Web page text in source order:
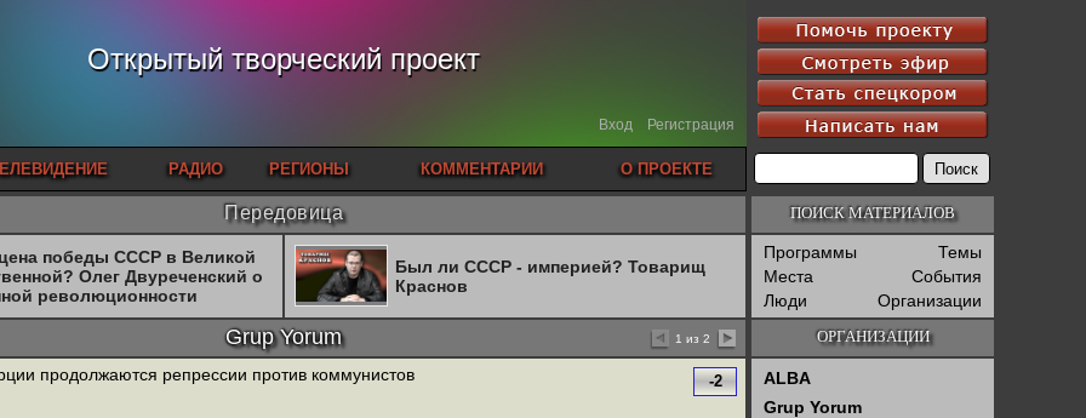
Открытый творческий проект
Вход Регистрация
РАДИО РЕГИОНЫ КОММЕНТАРИИ О ПРОЕКТЕ
Передовица
победы СССР в Великой
Олег Двуреченский о
революционности
Был ли СССР - империей? Товарищ
Краснов
Grup Yorum 1 из 2
продолжаются репрессии против коммунистов -2
ПОИСК МАТЕРИАЛОВ
Программы
Темы
Места
События
Люди
Организации
ОРГАНИЗАЦИИ
ALBA
Grup Yorum